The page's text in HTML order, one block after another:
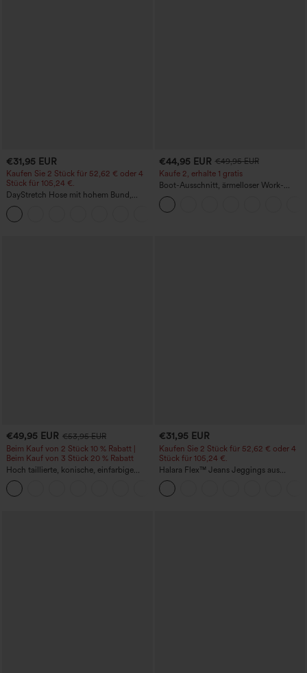
€31,95 EUR
Kaufen Sie 2 Stück für 52,62 € oder 4
Stück für 105,24 €.
DayStretch Hose mit hohem Bund,
Barrel-Leg und Taschen
€44,95 EUR €49,95 EUR
Kaufe 2, erhalte 1 gratis
Boot-Ausschnitt, ärmelloser Work-
Jumpsuit mit seitlicher Bindung,
kühlender Cool-Touch-Effekt, gestreift
und mit Taschen – Easy Peezy Edition
€49,95 EUR €53,95 EUR
Beim Kauf von 2 Stück 10 % Rabatt |
Beim Kauf von 3 Stück 20 % Rabatt
Hoch taillierte, konische, einfarbige
Anzughose mit Seitentaschen
€31,95 EUR
Kaufen Sie 2 Stück für 52,62 € oder 4
Stück für 105,24 €.
Halara Flex™ Jeans Jeggings aus
elastischem Strick-Denim mit hohem
Bund und Gesäßtaschen